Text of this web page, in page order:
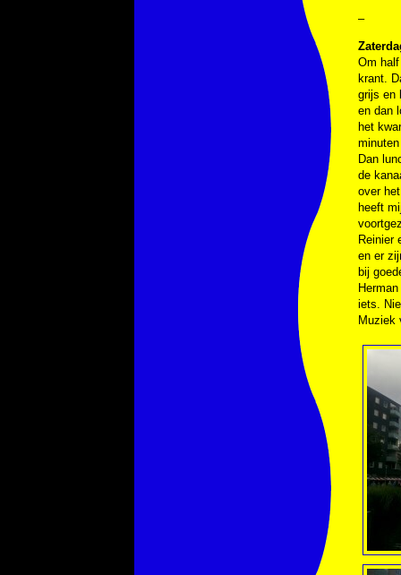
–
Om
krant.
grijs en
en dan
het
Dan
de
over
heeft
Reinier
en er
bij
iets.
Muziek